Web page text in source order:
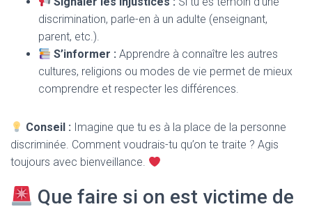
discrimination, parle-en à un adulte (enseignant,
parent, etc.).
S’informer : Apprendre à connaître les autres
cultures, religions ou modes de vie permet de mieux
comprendre et respecter les différences.
Conseil : Imagine que tu es à la place de la personne
discriminée. Comment voudrais-tu qu’on te traite ? Agis
toujours avec bienveillance.
Que faire si on est victime de